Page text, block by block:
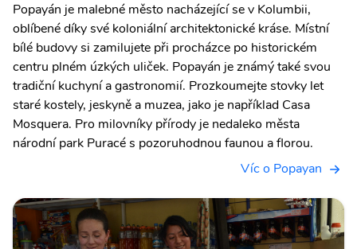
Popayán je malebné město nacházející se v Kolumbii,
oblíbené díky své koloniální architektonické kráse. Místní
bílé budovy si zamilujete při procházce po historickém
centru plném úzkých uliček. Popayán je známý také svou
tradiční kuchyní a gastronomií. Prozkoumejte stovky let
staré kostely, jeskyně a muzea, jako je například Casa
Mosquera. Pro milovníky přírody je nedaleko města
národní park Puracé s pozoruhodnou faunou a florou.
Víc o Popayan